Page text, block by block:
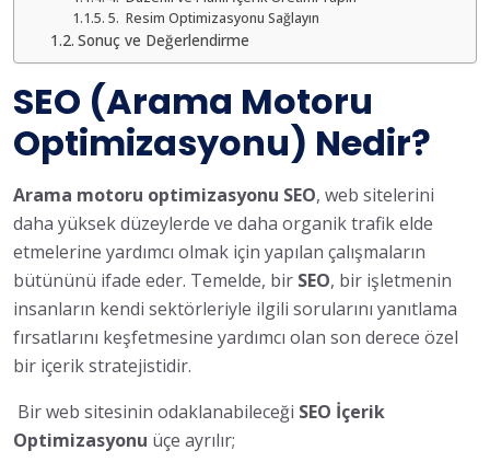
5. Resim Optimizasyonu Sağlayın
Sonuç ve Değerlendirme
SEO (Arama Motoru
Optimizasyonu) Nedir?
Arama motoru optimizasyonu SEO, web sitelerini
daha yüksek düzeylerde ve daha organik trafik elde
etmelerine yardımcı olmak için yapılan çalışmaların
bütününü ifade eder. Temelde, bir SEO, bir işletmenin
insanların kendi sektörleriyle ilgili sorularını yanıtlama
fırsatlarını keşfetmesine yardımcı olan son derece özel
bir içerik stratejistidir.
Bir web sitesinin odaklanabileceği SEO İçerik
Optimizasyonu üçe ayrılır;